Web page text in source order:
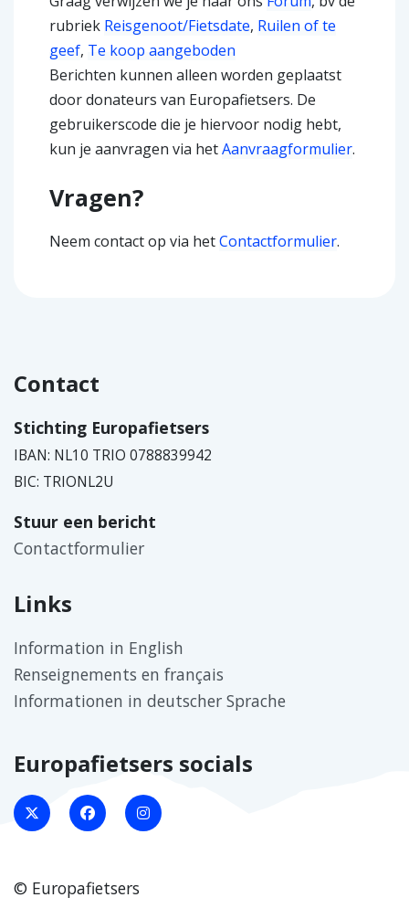
rubriek Reisgenoot/Fietsdate, Ruilen of te
geef, Te koop aangeboden
Berichten kunnen alleen worden geplaatst
door donateurs van Europafietsers. De
gebruikerscode die je hiervoor nodig hebt,
kun je aanvragen via hetAanvraagformulier.
Vragen?
Neem contact op via hetContactformulier.
Contact
Stichting Europafietsers
IBAN: NL10 TRIO 0788839942
BIC: TRIONL2U
Stuur een bericht
Contactformulier
Links
Information in English
Renseignements en français
Informationen in deutscher Sprache
Europafietsers socials
© Europafietsers